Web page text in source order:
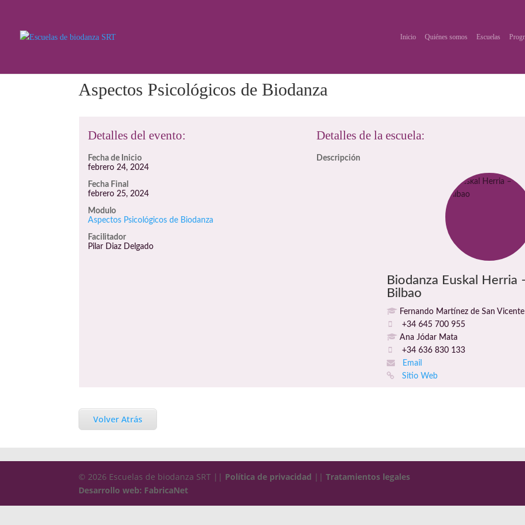
Inicio Quiénes somos Escuelas
Aspectos Psicológicos de Biodanza
Detalles del evento:
Fecha de Inicio
febrero 24, 2024
Fecha Final
febrero 25, 2024
Modulo
Aspectos Psicológicos de Biodanza
Facilitador
Pilar Diaz Delgado
Detalles de la escuela:
Descripción
Biodanza Euskal Herria
Bilbao
Fernando Martínez de San Vicente
+34 645 700 955
Ana Jódar Mata
+34 636 830 133
Email
Sitio Web
Volver Atrás
© 2026 Escuelas de biodanza SRT || Política de privacidad ||Tratamientos legales
Desarrollo web: FabricaNet